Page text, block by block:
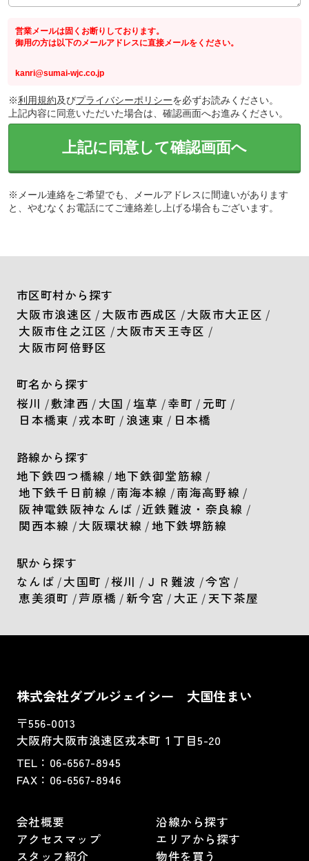
営業メールは固くお断りしております。
御用の方は以下のメールアドレスに直接メールをください。
kanri@sumai-wjc.co.jp
※利用規約及びプライバシーポリシーを必ずお読みください。
上記内容に同意いただいた場合は、確認画面へお進みください。
上記に同意して確認画面へ
※メール連絡をご希望でも、メールアドレスに間違いがあります
と、やむなくお電話にてご連絡差し上げる場合もございます。
市区町村から探す
大阪市浪速区 / 大阪市西成区 /大阪市大正区 /
大阪市住之江区 /大阪市天王寺区 /
大阪市阿倍野区
町名から探す
桜川 /敷津西 / 大国 /塩草 /幸町 / 元町 /
日本橋東 /戎本町 / 浪速東 / 日本橋
路線から探す
地下鉄四つ橋線 /地下鉄御堂筋線 /
地下鉄千日前線 /南海本線 /南海高野線 /
阪神電鉄阪神なんば /近鉄難波・奈良線 /
関西本線 /大阪環状線 /地下鉄堺筋線
駅から探す
なんば /大国町 /桜川 / ＪＲ難波 /今宮 /
恵美須町 /芦原橋 /新今宮 / 大正 /天下茶屋
株式会社ダブルジェイシー 大国住まい
〒556-0013
大阪府大阪市浪速区戎本町１丁目5-20
TEL： 06-6567-8945
FAX：06-6567-8946
会社概要
アクセスマップ
スタッフ紹介
沿線から探す
エリアから探す
物件を買う